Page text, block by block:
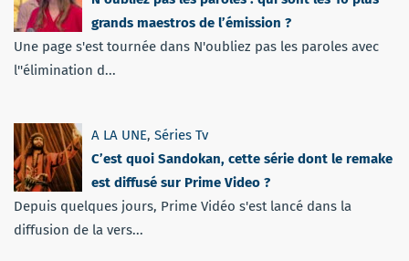
grands maestros de l’émission ?
Une page s'est tournée dans N'oubliez pas les paroles avec
l''élimination d...
A LA UNE, Séries Tv
C’est quoi Sandokan, cette série dont le remake
est diffusé sur Prime Video ?
Depuis quelques jours, Prime Vidéo s'est lancé dans la
diffusion de la vers...